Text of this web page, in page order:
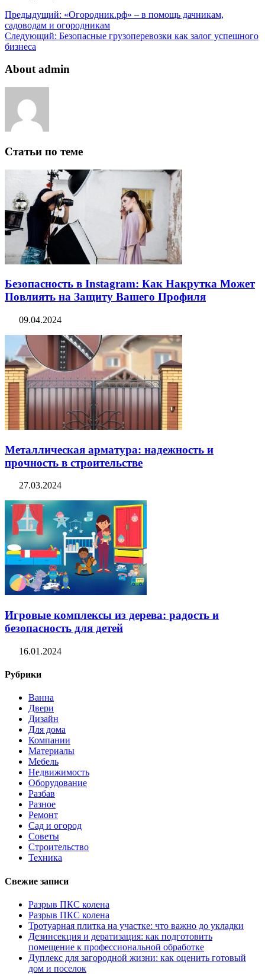
Предыдущий: «Огородник.рф» – в помощь дачникам,
садоводам и огородникам
Следующий: Безопасные грузоперевозки как залог успешного
бизнеса
About admin
Статьи по теме
Безопасность в Instagram: Как Накрутка Может
Повлиять на Защиту Вашего Профиля
09.04.2024
Металлическая арматура: надежность и
прочность в строительстве
27.03.2024
Игровые комплексы из дерева: радость и
безопасность для детей
16.01.2024
Рубрики
Ванна
Двери
Дизайн
Для дома
Компании
Материалы
Мебель
Недвижимость
Оборудование
Разбав
Разное
Ремонт
Сад и огород
Советы
Строительство
Техника
Свежие записи
Разрыв ПКС колена
Разрыв ПКС колена
Тротуарная плитка на участке: что важно до укладки
Дезинсекция и дератизация: как подготовить
помещение к профессиональной обработке
Дуплекс для загородной жизни: как оценить готовый
дом и поселок